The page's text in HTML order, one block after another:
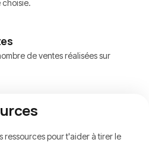
de ventes réalisées sur
ressources pour t'aider à tirer le